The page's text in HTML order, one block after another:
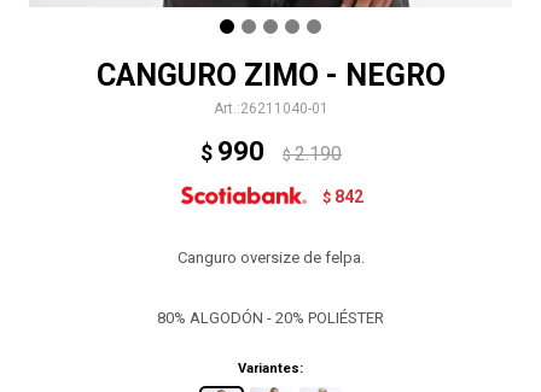
CANGURO ZIMO - NEGRO
26211040-01
$ 990 $ 2.190
$ 842
Canguro oversize de felpa.
80% ALGODÓN - 20% POLIÉSTER
Variantes: